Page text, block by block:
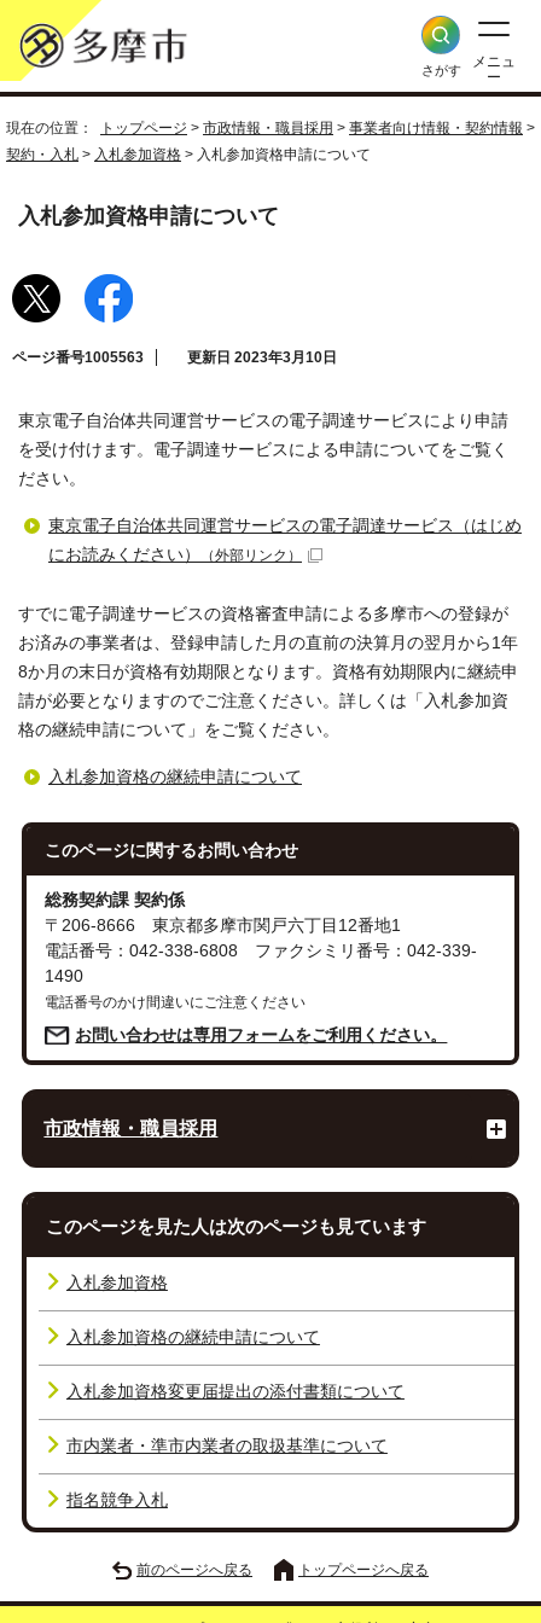
さがす
メニュ
ー
現在の位置： トップページ > 市政情報・職員採用 > 事業者向け情報・契約情報 >
契約・入札 > 入札参加資格 > 入札参加資格申請について
入札参加資格申請について
ページ番号1005563 更新日 2023年3月10日
東京電子自治体共同運営サービスの電子調達サービスにより申請
を受け付けます。電子調達サービスによる申請についてをご覧く
ださい。
東京電子自治体共同運営サービスの電子調達サービス（はじめ
にお読みください）
（外部リンク）
すでに電子調達サービスの資格審査申請による多摩市への登録が
お済みの事業者は、登録申請した月の直前の決算月の翌月から1年
8か月の末日が資格有効期限となります。資格有効期限内に継続申
請が必要となりますのでご注意ください。詳しくは「入札参加資
格の継続申請について」をご覧ください。
入札参加資格の継続申請について
このページに関するお問い合わせ
総務契約課 契約係
〒206-8666 東京都多摩市関戸六丁目12番地1
電話番号：042-338-6808 ファクシミリ番号：042-339-
1490
電話番号のかけ間違いにご注意ください
お問い合わせは専用フォームをご利用ください。
市政情報・職員採用
このページを見た人は次のページも見ています
入札参加資格
入札参加資格の継続申請について
入札参加資格変更届提出の添付書類について
市内業者・準市内業者の取扱基準について
指名競争入札
前のページへ戻る トップページへ戻る